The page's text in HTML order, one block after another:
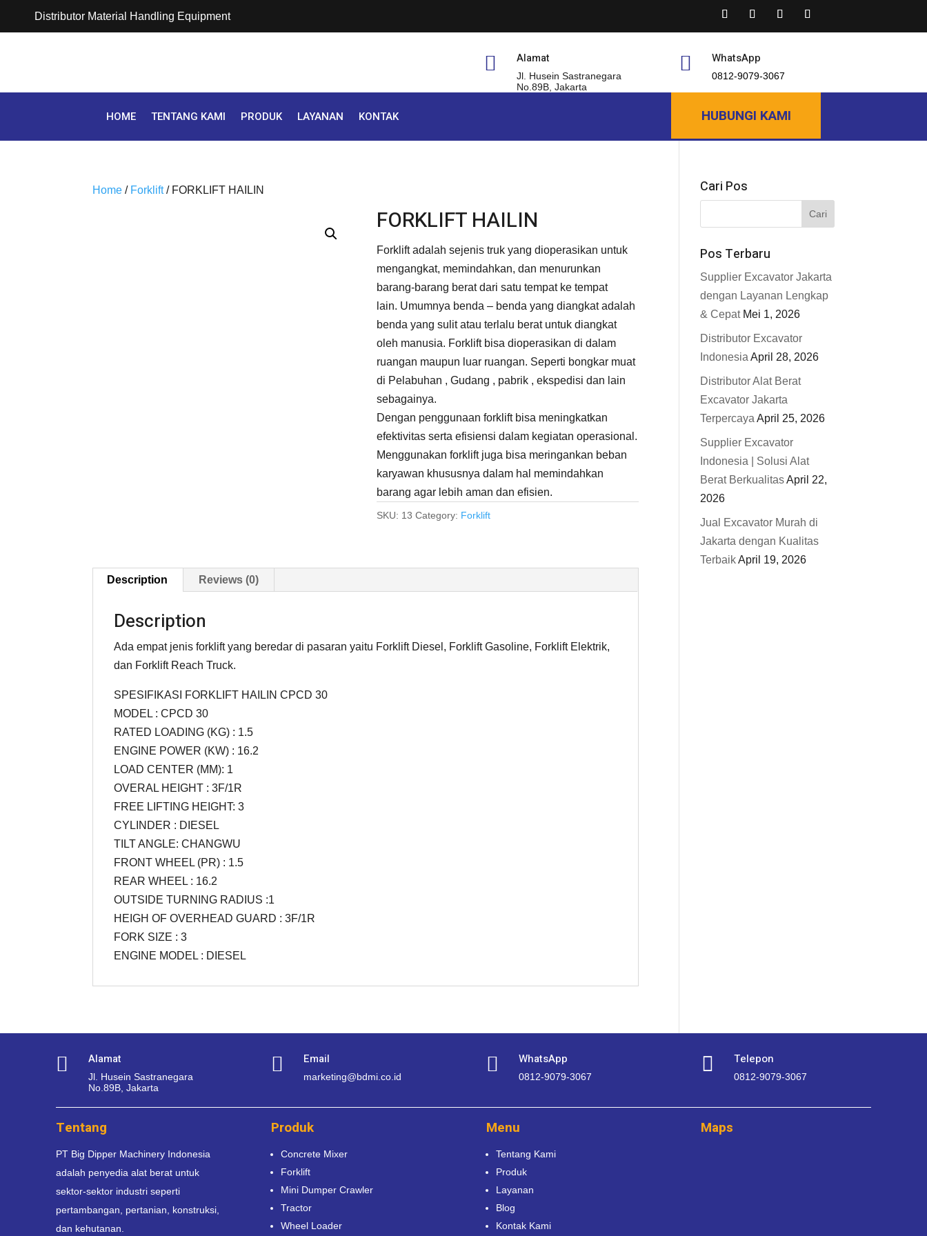
Distributor Material Handling Equipment
 Alamat
Jl. Husein Sastranegara
No.89B, Jakarta
 WhatsApp
0812-9079-3067
HOME TENTANG KAMI PRODUK LAYANAN KONTAK HUBUNGI KAMI
Home / Forklift/ FORKLIFT HAILIN
FORKLIFT HAILIN
Forklift adalah sejenis truk yang dioperasikan untuk
mengangkat, memindahkan, dan menurunkan
barang-barang berat dari satu tempat ke tempat
lain. Umumnya benda – benda yang diangkat adalah
benda yang sulit atau terlalu berat untuk diangkat
oleh manusia. Forklift bisa dioperasikan di dalam
ruangan maupun luar ruangan. Seperti bongkar muat
di Pelabuhan , Gudang , pabrik , ekspedisi dan lain
sebagainya.
Dengan penggunaan forklift bisa meningkatkan
efektivitas serta efisiensi dalam kegiatan operasional.
Menggunakan forklift juga bisa meringankan beban
karyawan khususnya dalam hal memindahkan
barang agar lebih aman dan efisien.
SKU: 13 Category: Forklift
Description Reviews (0)
Description
Ada empat jenis forklift yang beredar di pasaran yaitu Forklift Diesel, Forklift Gasoline, Forklift Elektrik,
dan Forklift Reach Truck.
SPESIFIKASI FORKLIFT HAILIN CPCD 30
MODEL : CPCD 30
RATED LOADING (KG) : 1.5
ENGINE POWER (KW) : 16.2
LOAD CENTER (MM): 1
OVERAL HEIGHT : 3F/1R
FREE LIFTING HEIGHT: 3
CYLINDER : DIESEL
TILT ANGLE: CHANGWU
FRONT WHEEL (PR) : 1.5
REAR WHEEL : 16.2
OUTSIDE TURNING RADIUS :1
HEIGH OF OVERHEAD GUARD : 3F/1R
FORK SIZE : 3
ENGINE MODEL : DIESEL
Cari Pos
Pos Terbaru
Supplier Excavator Jakarta
dengan Layanan Lengkap
& Cepat Mei 1, 2026
Distributor Excavator
Indonesia April 28, 2026
Distributor Alat Berat
Excavator Jakarta
Terpercaya April 25, 2026
Supplier Excavator
Indonesia | Solusi Alat
Berat BerkualitasApril 22,
2026
Jual Excavator Murah di
Jakarta dengan Kualitas
TerbaikApril 19, 2026
 Alamat
Jl. Husein Sastranegara
No.89B, Jakarta
 Email
marketing@bdmi.co.id
 WhatsApp
0812-9079-3067
 Telepon
0812-9079-3067
Tentang
PT Big Dipper Machinery Indonesia
adalah penyedia alat berat untuk
sektor-sektor industri seperti
pertambangan, pertanian, konstruksi,
dan kehutanan.
Produk
Concrete Mixer
Forklift
Mini Dumper Crawler
Tractor
Wheel Loader
Menu
Tentang Kami
Produk
Layanan
Blog
Kontak Kami
Maps